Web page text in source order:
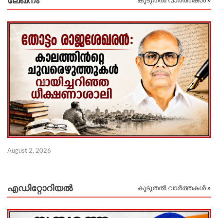
August 2, 2026
എഡിറ്റോറിയല്‍ കൂടുതൽ വാർത്തകൾ »